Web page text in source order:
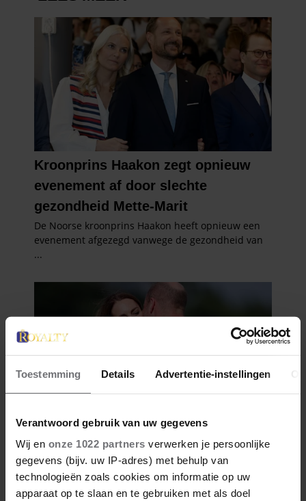
Toestemming Details Advertentie-instellingen
Verantwoord gebruik van uw gegevens
Wij en onze 1022 partners verwerken je persoonlijke
gegevens (bijv. uw IP-adres) met behulp van
technologieën zoals cookies om informatie op uw
apparaat op te slaan en te gebruiken met als doel